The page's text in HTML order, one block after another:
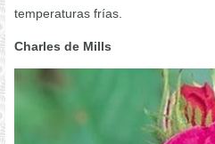
temperaturas frías.
Charles de Mills